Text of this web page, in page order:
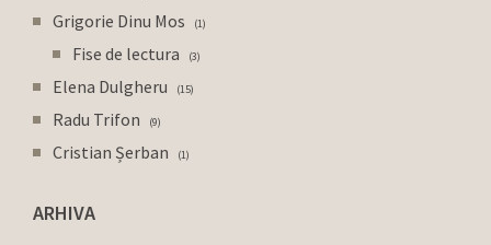
Grigorie Dinu Mos 1
Fise de lectura 3
Elena Dulgheru 15
Radu Trifon 9
Cristian Șerban 1
ARHIVA